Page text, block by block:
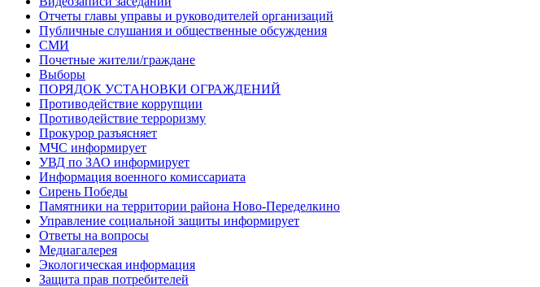
Отчеты главы управы и руководителей организаций
Публичные слушания и общественные обсуждения
СМИ
Почетные жители/граждане
Выборы
ПОРЯДОК УСТАНОВКИ ОГРАЖДЕНИЙ
Противодействие коррупции
Противодействие терроризму
Прокурор разъясняет
МЧС информирует
УВД по ЗАО информирует
Информация военного комиссариата
Сирень Победы
Памятники на территории района Ново-Переделкино
Управление социальной защиты информирует
Ответы на вопросы
Медиагалерея
Экологическая информация
Защита прав потребителей